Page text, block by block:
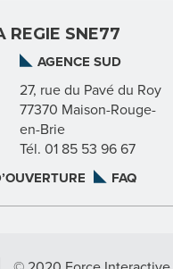
REGIE SNE77
AGENCE SUD
27, rue du Pavé du Roy
77370 Maison-Rouge-
en-Brie
Tél. 01 85 53 96 67
FAQ